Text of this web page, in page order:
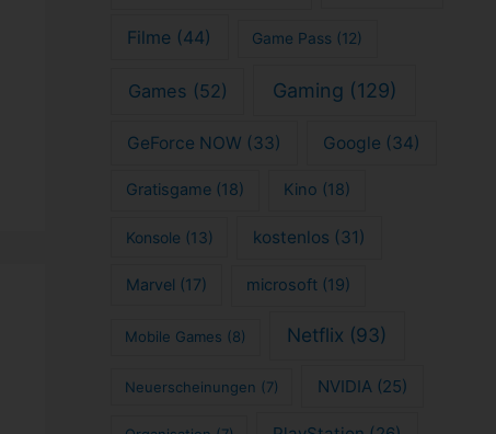
Filme (44) Game Pass (12)
Games (52) Gaming (129)
GeForce NOW (33) Google (34)
Gratisgame (18) Kino (18)
Konsole (13) kostenlos (31)
Marvel (17) microsoft (19)
Mobile Games (8) Netflix (93)
Neuerscheinungen (7) NVIDIA (25)